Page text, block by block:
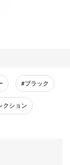
#ブラック
クション